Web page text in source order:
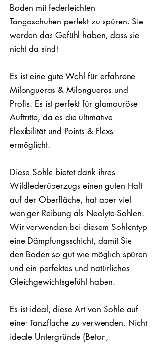
Boden mit federleichten
Tangoschuhen perfekt zu spüren. Sie
werden das Gefühl haben, dass sie
nicht da sind!
Es ist eine gute Wahl für erfahrene
Milongueras & Milongueros und
Profis. Es ist perfekt für glamouröse
Auftritte, da es die ultimative
Flexibilität und Points & Flexs
ermöglicht.
Diese Sohle bietet dank ihres
Wildlederüberzugs einen guten Halt
auf der Oberfläche, hat aber viel
weniger Reibung als Neolyte-Sohlen.
Wir verwenden bei diesem Sohlentyp
eine Dämpfungsschicht, damit Sie
den Boden so gut wie möglich spüren
und ein perfektes und natürliches
Gleichgewichtsgefühl haben.
Es ist ideal, diese Art von Sohle auf
einer Tanzfläche zu verwenden. Nicht
ideale Untergründe (Beton,